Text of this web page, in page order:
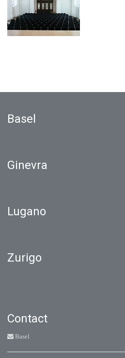
Basel
Ginevra
Lugano
Zurigo
Contact
Basel